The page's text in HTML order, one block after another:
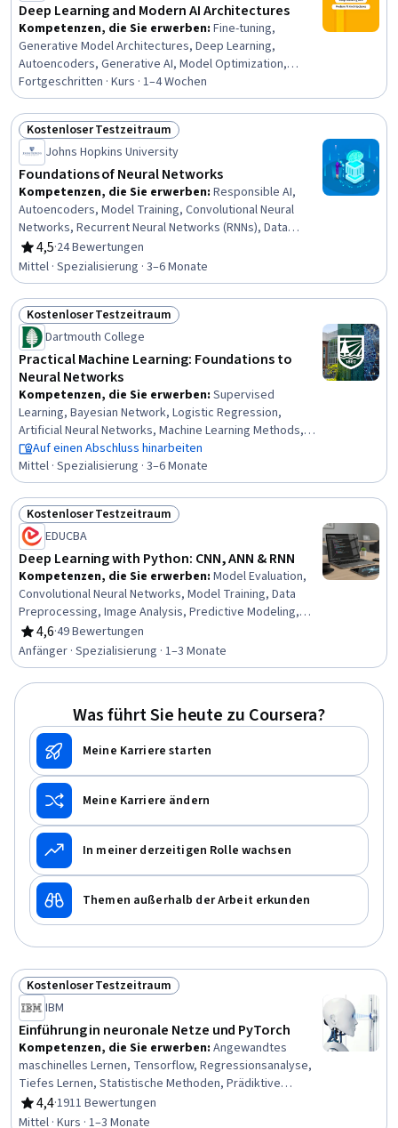
Deep Learning and Modern AI Architectures
Kompetenzen, die Sie erwerben: Fine-tuning,
Generative Model Architectures, Deep Learning,
Autoencoders, Generative AI, Model Optimization,
Artificial Neural Networks, Generative Adversarial
Networks (GANs), Applied Machine Learning, Artificial
Intelligence and Machine Learning (AI/ML), Model
Training, Network Architecture, Model Evaluation,
Anomaly Detection, Computer Vision, Predictive
Modeling
Fortgeschritten · Kurs · 1–4 Wochen
Status: Kostenloser Testzeitraum
Kostenloser Testzeitraum
Johns Hopkins University
Foundations of Neural Networks
Kompetenzen, die Sie erwerben: Responsible AI,
Autoencoders, Model Training, Convolutional Neural
Networks, Recurrent Neural Networks (RNNs), Data
Ethics, Model Optimization, Deep Learning, Artificial
Neural Networks, Reinforcement Learning, Generative AI,
Generative Adversarial Networks (GANs), Machine
Learning Algorithms, Model Deployment, Generative
Model Architectures, Debugging, Machine Learning
Methods, Artificial Intelligence, Image Analysis,
Unsupervised Learning
4,5
Bewertung, 4,5 von 5 Sternen
·24 Bewertungen
Mittel · Spezialisierung · 3–6 Monate
Status: Kostenloser Testzeitraum
Kostenloser Testzeitraum
Dartmouth College
Practical Machine Learning: Foundations to
Neural Networks
Kompetenzen, die Sie erwerben: Supervised
Learning, Bayesian Network, Logistic Regression,
Artificial Neural Networks, Machine Learning Methods,
Statistical Modeling, Predictive Modeling, Model
Evaluation, Convolutional Neural Networks, Statistical
Machine Learning, Probability & Statistics, Bayesian
Statistics, Deep Learning, Artificial Intelligence and
Machine Learning (AI/ML), Machine Learning, Machine
Learning Algorithms, Statistical Methods, Artificial
Intelligence, Regression Analysis, Statistical Inference
Auf einen Abschluss hinarbeiten
Mittel · Spezialisierung · 3–6 Monate
Status: Kostenloser Testzeitraum
Kostenloser Testzeitraum
EDUCBA
Deep Learning with Python: CNN, ANN & RNN
Kompetenzen, die Sie erwerben: Model Evaluation,
Convolutional Neural Networks, Model Training, Data
Preprocessing, Image Analysis, Predictive Modeling,
Deep Learning, Keras (Neural Network Library),
Tensorflow, Computer Vision, Artificial Neural Networks,
Recurrent Neural Networks (RNNs), Data Transformation,
Financial Forecasting, Applied Machine Learning, Model
Analysis and Forecasting, Exploratory Data Analysis,
Python Programming
4,6
Bewertung, 4,6 von 5 Sternen
·49 Bewertungen
Anfänger · Spezialisierung · 1–3 Monate
Was führt Sie heute zu Coursera?
Meine Karriere starten
Meine Karriere ändern
In meiner derzeitigen Rolle wachsen
Themen außerhalb der Arbeit erkunden
Status: Kostenloser Testzeitraum
Kostenloser Testzeitraum
IBM
Einführung in neuronale Netze und PyTorch
Kompetenzen, die Sie erwerben: Angewandtes
maschinelles Lernen, Tensorflow, Regressionsanalyse,
Tiefes Lernen, Statistische Methoden, Prädiktive
Modellierung, PyTorch (Bibliothek für maschinelles
Lernen), Datenverarbeitung, Maschinelles Lernen,
4,4
Bewertung, 4,4 von 5 Sternen
·1911 Bewertungen
Mittel · Kurs · 1–3 Monate